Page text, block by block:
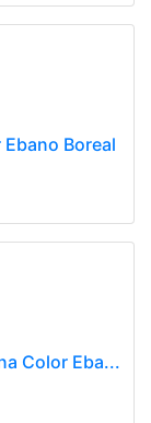
Boreal
Color Eba...